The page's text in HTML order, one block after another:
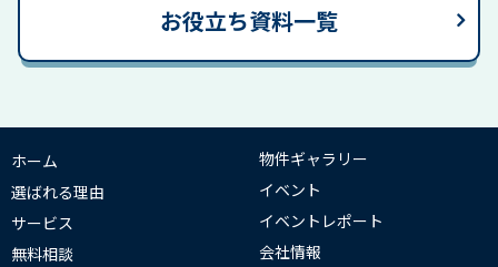
お役立ち資料一覧
ホーム
選ばれる理由
サービス
無料相談
物件ギャラリー
イベント
イベントレポート
会社情報